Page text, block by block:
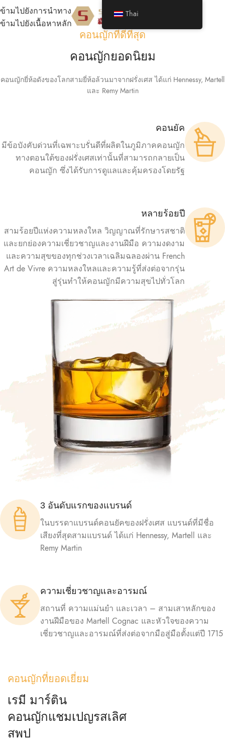
ข้ามไปยังการนำทาง
ข้ามไปยังเนื้อหาหลัก
เมนู
คอนญักที่ดีที่สุด
คอนญักยอดนิยม
คอนญักยี่ห้อดังของโลกสามยี่ห้อล้วนมาจากฝรั่งเศส ได้แก่ Hennessy, Martell
และ Remy Martin
คอนยัค
มีข้อบังคับด่วนที่เฉพาะบรั่นดีที่ผลิตในภูมิภาคคอนญัก
ทางตอนใต้ของฝรั่งเศสเท่านั้นที่สามารถกลายเป็น
คอนญัก ซึ่งได้รับการดูแลและคุ้มครองโดยรัฐ
หลายร้อยปี
สามร้อยปีแห่งความหลงใหล วิญญาณที่รักษารสชาติ
และยกย่องความเชี่ยวชาญและงานฝีมือ ความงดงาม
และความสุขของทุกช่วงเวลาเฉลิมฉลองผ่าน French
Art de Vivre ความหลงใหลและความรู้ที่ส่งต่อจากรุ่น
สู่รุ่นทำให้คอนญักมีความสุขไปทั่วโลก
3 อันดับแรกของแบรนด์
ในบรรดาแบรนด์คอนยัคของฝรั่งเศส แบรนด์ที่มีชื่อ
เสียงที่สุดสามแบรนด์ ได้แก่ Hennessy, Martell และ
Remy Martin
ความเชี่ยวชาญและอารมณ์
สถานที่ ความแม่นยำ และเวลา – สามเสาหลักของ
งานฝีมือของ Martell Cognac และหัวใจของความ
เชี่ยวชาญและอารมณ์ที่ส่งต่อจากมือสู่มือตั้งแต่ปี 1715
คอนญักที่ยอดเยี่ยม
เรมี มาร์ติน
คอนญักแชมเปญรสเลิศ
สพป
Thai